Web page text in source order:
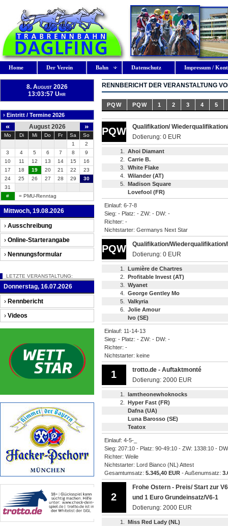
Home Der Verein Bahn Datenschutz Impressum /
8. August 2026
13:03:58 Uhr
› Eintritt / Termine 2026
« August 2026 »
Mo Di Mi Do Fr Sa
So
1
2
3
4 5 6 7 8
9
10
11 12 13 14 15
16
17
18 19 20 21 22
23
24
25 26 27 28 29
30
31
#
= PMU-Renntag
Mittwoch, 19.08.2026
› Ausschreibung
› Online-Starterangabe
› Nennungsformular
LETZTE VERANSTALTUNG:
Donnerstag, 16.07.2026
› Rennbericht
› Videos
RENNBERICHT DER VERANSTALTUNG
PQW PQW 1 2 3 4 5
PQW
Qualifikation/
Dotierung: 0 EUR
1.
Ahoi Diamant
2.
Carrie B.
3.
White Flake
4.
Wilander (AT)
5.
Madison Square
Lovefool (FR)
Einlauf: 6-7-8
Sieg: - Platz: - ZW: - DW: -
Richter: -
Nichtstarter: Germanys Next Star
PQW
Qualifikation/
Dotierung: 0 EUR
1.
Lumière de Chartres
2.
Profitable Invest (AT)
3.
Wyanet
4.
George Gentley Mo
5.
Valkyria
6.
Jolie Amour
Ivo (SE)
Einlauf: 11-14-13
Sieg: - Platz: - ZW: - DW: -
Richter: -
Nichtstarter: keine
1
trotto.de - Auftaktmonté
Dotierung: 2000 EUR
1.
Iamtheonewhoknocks
2.
Hyper Fast (FR)
Dafna (UA)
Luna Barosso (SE)
Teatox
Einlauf: 4-5-_
Sieg: 207:10 - Platz: 90-49:10 - ZW: 1338:10 -
Richter: Weile
Nichtstarter: Lord Bianco (NL) Attest
Gesamtumsatz: 5.345,40 EUR - Außenumsatz:
2
Frohe Ostern - Preis/ Start zur
und 1 Euro Grundeinsatz/V6-1
Dotierung: 2000 EUR
1.
Miss Red Lady (NL)